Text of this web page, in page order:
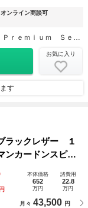
オンライン商談可
お気に入り
す
ラックレザー １
カードンスピー
ヘッドアップデ
ト ランバーサポ
本体価格
652
万円
諸費用
22.8
万円
月々 43,500 円